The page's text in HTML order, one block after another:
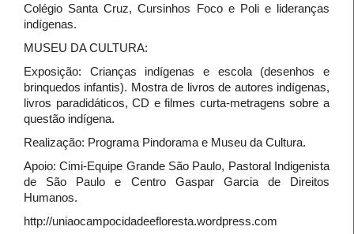
Colégio Santa Cruz, Cursinhos Foco e Poli e lideranças
indígenas.
MUSEU DA CULTURA:
Exposição: Crianças indígenas e escola (desenhos e
brinquedos infantis). Mostra de livros de autores indígenas,
livros paradidáticos, CD e filmes curta-metragens sobre a
questão indígena.
Realização: Programa Pindorama e Museu da Cultura.
Apoio: Cimi-Equipe Grande São Paulo, Pastoral Indigenista
de São Paulo e Centro Gaspar Garcia de Direitos
Humanos.
http://uniaocampocidadeefloresta.wordpress.com